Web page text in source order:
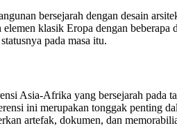
bersejarah dengan desain
klasik Eropa dengan
pada masa itu.
Asia-Afrika yang bersejarah pada
ini merupakan tonggak penting
artefak, dokumen, dan